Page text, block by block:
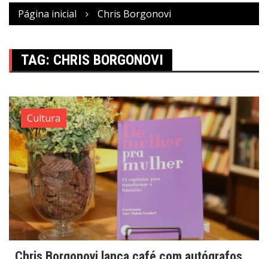
Página inicial Chris Borgonovi
TAG: CHRIS BORGONOVI
Cultura